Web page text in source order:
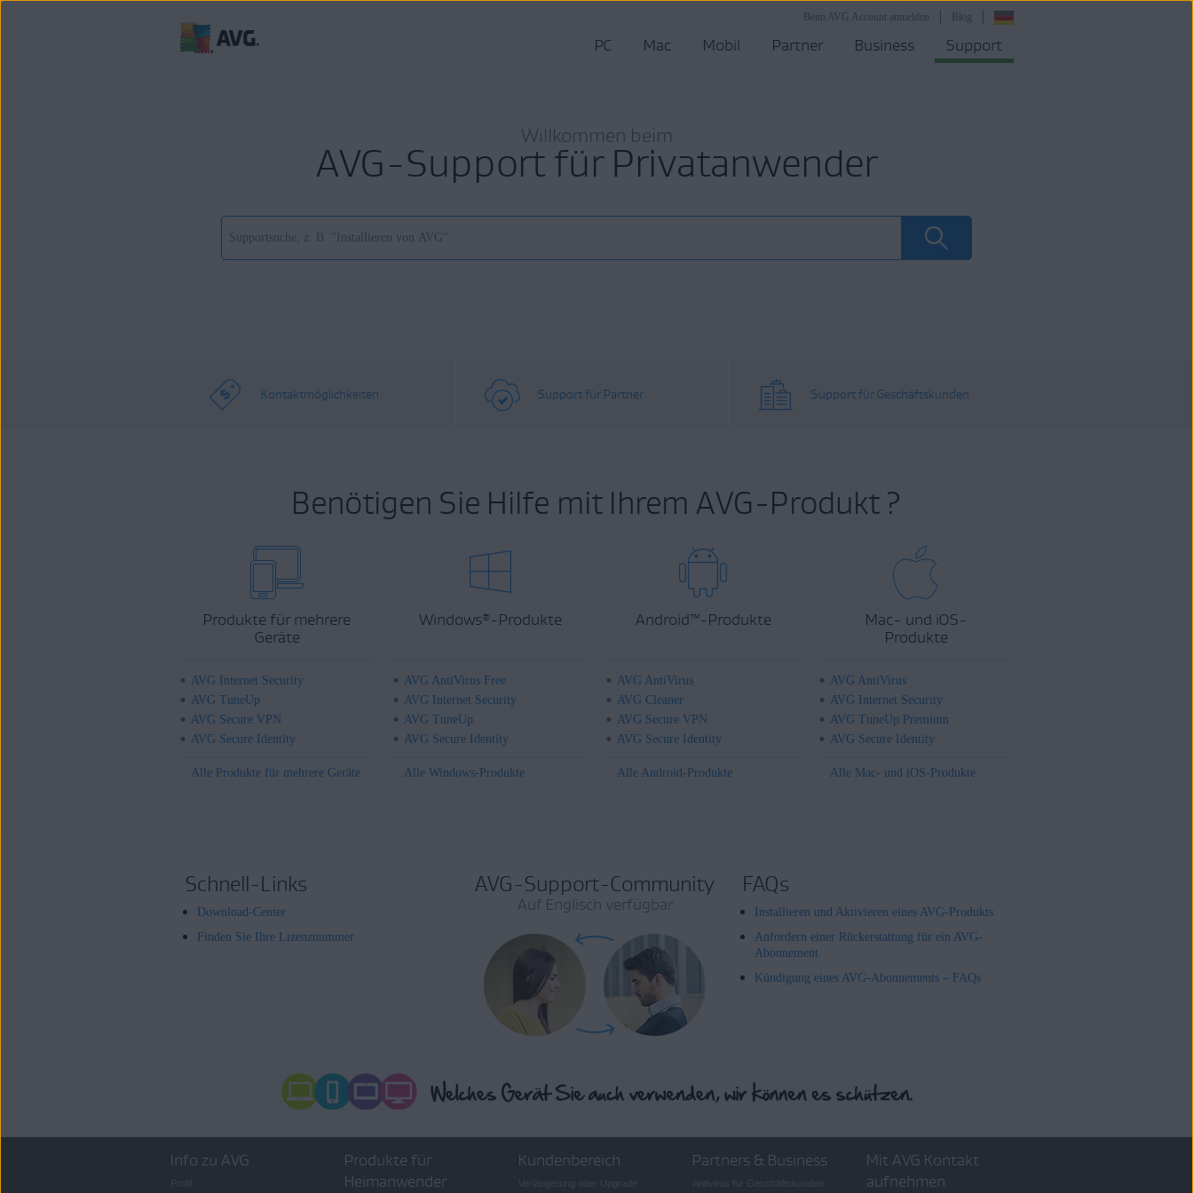
Blog
Beim AVG Account anmelden
PC Mac Mobil Partner Business Support
Willkommen beim
AVG-Support für Privatanwender
Kontaktmöglichkeiten Support für Partner Support für Geschäftskunden
Benötigen Sie Hilfe mit Ihrem AVG-Produkt ?
Produkte für mehrere
Geräte
AVG Internet Security
AVG TuneUp
AVG Secure VPN
AVG Secure Identity
Alle Produkte für mehrere Geräte
Windows® -Produkte
AVG AntiVirus Free
AVG Internet Security
AVG TuneUp
AVG Secure Identity
Alle Windows-Produkte
Android™-Produkte
AVG AntiVirus
AVG Cleaner
AVG Secure VPN
AVG Secure Identity
Alle Android-Produkte
Mac- und iOS-
Produkte
AVG AntiVirus
AVG Internet Security
AVG TuneUp Premium
AVG Secure Identity
Alle Mac- und iOS-Produkte
Schnell-Links
Download-Center
Finden Sie Ihre Lizenznummer
AVG-Support-Community
Auf Englisch verfügbar
FAQs
Installieren und Aktivieren eines AVG-Produkts
Anfordern einer Rückerstattung für ein AVG-
Abonnement
Kündigung eines AVG-Abonnements – FAQs
Info zu AVG
Produkte für
Heimanwender
Kundenbereich Partners & Business
Mit AVG Kontakt
aufnehmen